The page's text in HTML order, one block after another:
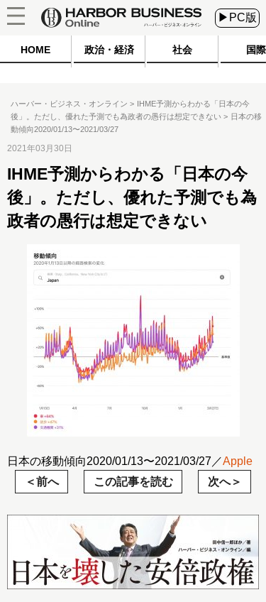
▶PC版
HOME 政治・経済 社会 国際
ハーバー・ビジネス・オンライン
IHME予測からわかる「日本の今
後」。ただし、優れた予測でも為政者の愚行は想定できない
日本の移
動傾向2020/01/13〜2021/03/27
2021年03月30日
IHME予測からわかる「日本の今
後」。ただし、優れた予測でも為
政者の愚行は想定できない
日本の移動傾向2020/01/13〜2021/03/27／Apple
前へ
この記事を読む 次へ